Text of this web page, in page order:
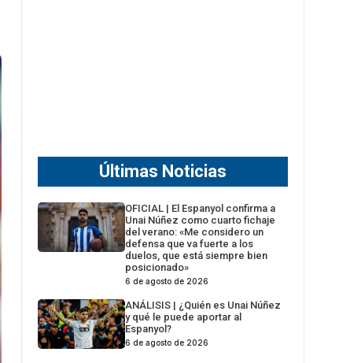
Últimas Noticias
OFICIAL | El Espanyol confirma a
Unai Núñez como cuarto fichaje
del verano: «Me considero un
defensa que va fuerte a los
duelos, que está siempre bien
posicionado»
6 de agosto de 2026
ANÁLISIS | ¿Quién es Unai Núñez
y qué le puede aportar al
Espanyol?
6 de agosto de 2026